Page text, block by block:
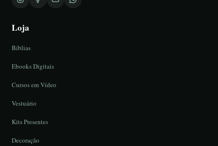
Loja
Bíblias
Ebooks Digitais
Cursos em Vídeo
Vestuário
Kits Presentes
Decoração